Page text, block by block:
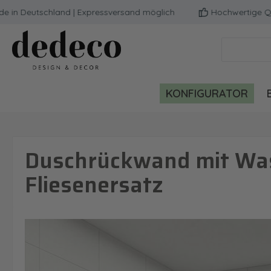
Hauptinhalt springen
Zur Suche springen
Zur Hauptnavigation springen
| Expressversand möglich Hochwertige
KONFIGURATOR
Duschrückwand mit
Fliesenersatz